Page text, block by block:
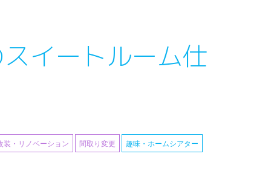
イートルーム仕
趣味・ホームシアター
装・リノベーション 間取り変更